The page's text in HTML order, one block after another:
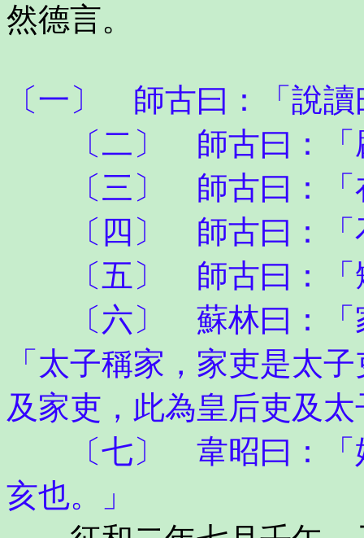
然德言。
〔一〕 師古曰：「說
〔二〕 師古曰：「
〔三〕 師古曰：「
〔四〕 師古曰：「
〔五〕 師古曰：「
〔六〕 蘇林曰：「家
「太子稱家，家吏是太
及家吏，此為皇后吏及
〔七〕 韋昭曰：「始
亥也。」